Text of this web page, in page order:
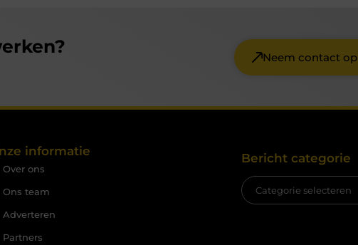
Neem contact op
informatie
Over ons
Ons team
Adverteren
Partners
Bericht categorie